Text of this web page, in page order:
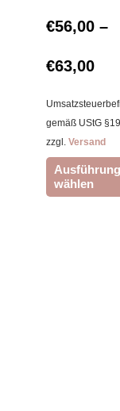
€56,00 –
€63,00
gemäß UStG §19
zzgl. Versand
Ausführung
wählen